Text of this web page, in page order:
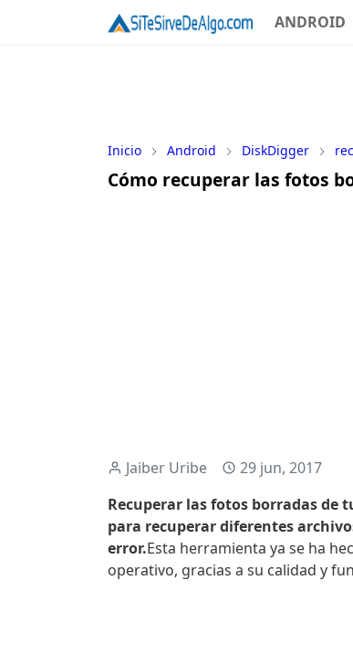
ANDROID
Inicio Android DiskDigger
Cómo recuperar las fotos
Jaiber Uribe
29 jun, 2017
Recuperar las fotos borradas de
para recuperar diferentes
error.Esta herramienta ya se ha
operativo, gracias a su calidad y